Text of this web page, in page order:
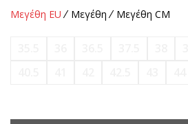
Μεγέθη EU Μεγέθη Μεγέθη CM